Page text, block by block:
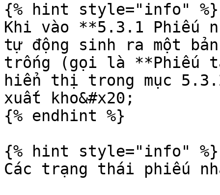
{% hint style="info" %}
Khi vào **5.3.1 Phiếu
tự động sinh ra một
trống (gọi là **Phiếu
hiển thị trong mục
xuất kho&#x20;
{% endhint %}
{% hint style="info" %}
Các trạng thái phiếu